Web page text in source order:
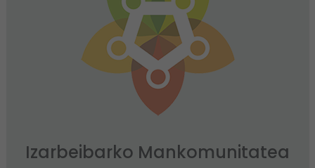
Izarbeibarko Mankomunitatea